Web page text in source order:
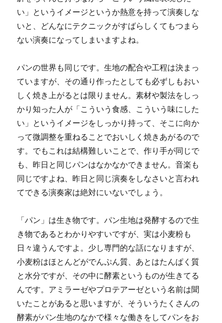
い」というイメージというか熱意を持って演奏しな
いと、どんなにテクニックがすばらしくてもつまら
ない演奏になってしまいますよね。
パンの世界も同じです。生地の配合や工程は決まっ
ていますが、その通り作ったとしても必ずしもおい
しく焼き上がるとは限りません。素材や製法をしっ
かり知った人が「こういう食感、こういう味にした
い」というイメージをしっかり持って、そこに向か
って微調整を重ねることでおいしく焼きあがるので
す。でもこれは結構難しいことで、作り手が同じで
も、昨日と同じパンはなかなかできません。音楽も
同じですよね、昨日と同じ演奏をしなさいと言われ
てできる演奏家は絶対にいないでしょう。
「パン」は生き物です。パン生地は発酵するので生
き物であるとわかりやすいですが、実は小麦粉も
日々違うんですよ。少し専門的な話になりますが、
小麦粉はほとんどがでんぷん質、あとはたんぱく質
と水分ですが、その中に酵素というものが生きてる
んです。アミラーゼやプロテアーゼという名前は聞
いたことがあると思いますが、そういうたくさんの
酵素がパン生地のなかで様々な働きをしてパンをお